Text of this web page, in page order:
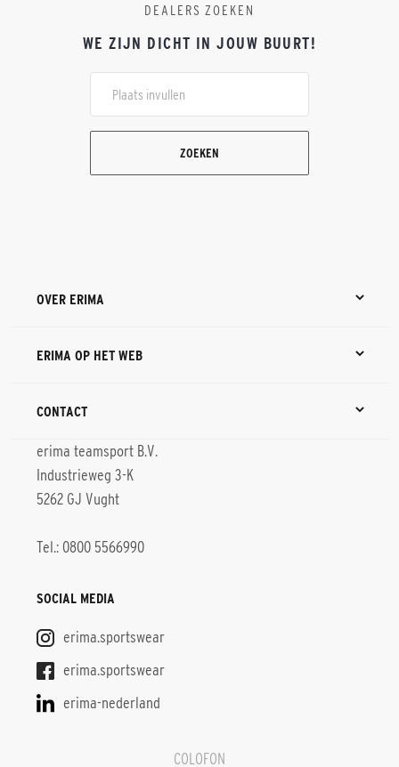
DEALERS ZOEKEN
WE ZIJN DICHT IN JOUW BUURT!
ZOEKEN
OVER ERIMA
ERIMA OP HET WEB
CONTACT
erima teamsport B.V.
Industrieweg 3-K
5262 GJ Vught
Tel.: 0800 5566990
SOCIAL MEDIA
erima.sportswear
erima.sportswear
erima-nederland
COLOFON